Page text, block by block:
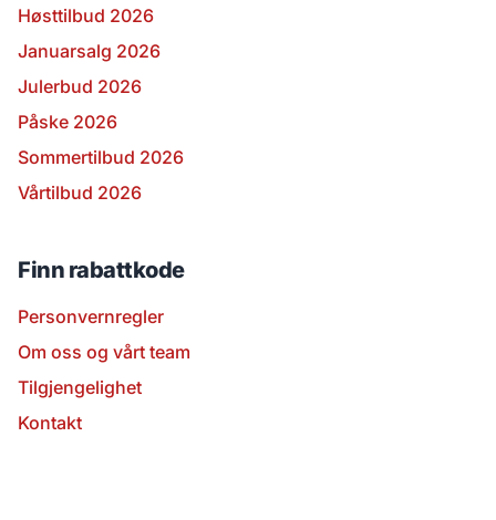
Høsttilbud 2026
Januarsalg 2026
Julerbud 2026
Påske 2026
Sommertilbud 2026
Vårtilbud 2026
Finn rabattkode
Personvernregler
Om oss og vårt team
Tilgjengelighet
Kontakt